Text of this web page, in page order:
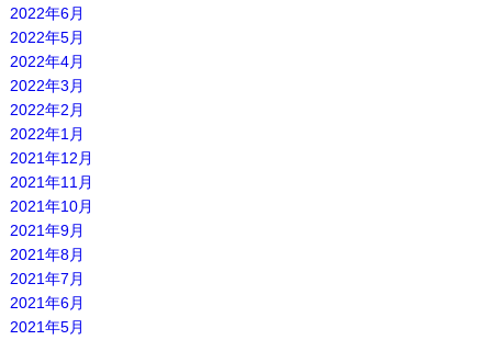
2022年6月
2022年5月
2022年4月
2022年3月
2022年2月
2022年1月
2021年12月
2021年11月
2021年10月
2021年9月
2021年8月
2021年7月
2021年6月
2021年5月